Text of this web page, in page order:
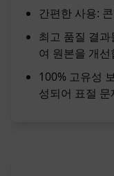
간편한 사용:
최고 품질 결
여 원본을 개선
100% 고유성
성되어 표절